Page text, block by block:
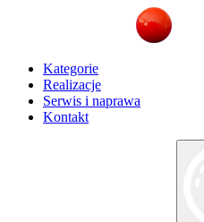
Kategorie
Realizacje
Serwis i naprawa
Kontakt